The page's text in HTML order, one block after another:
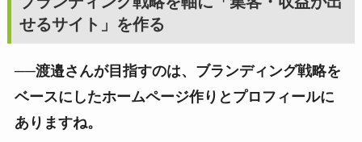
せるサイト」を作る
──渡邉さんが目指すのは、ブランディング戦略を
ベースにしたホームページ作りとプロフィールに
ありますね。